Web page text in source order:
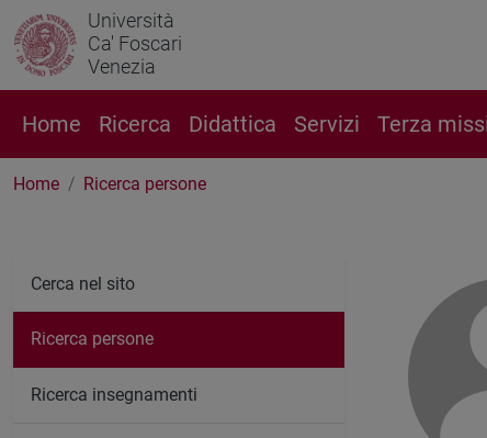
Università
Ca' Foscari
Venezia
Home Ricerca Didattica Servizi Terza
Home Ricerca persone
Cerca nel sito
Ricerca persone
Ricerca insegnamenti